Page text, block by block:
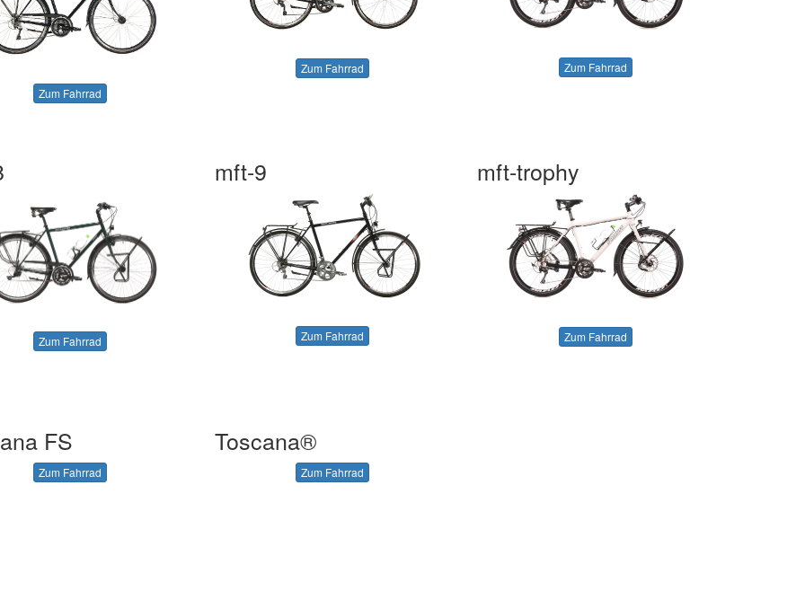
Zum Fahrrad
Zum Fahrrad Zum Fahrrad
Zum Fahrrad
mft-9
Zum Fahrrad
mft-trophy
Zum Fahrrad
FS
Zum Fahrrad
Toscana®
Zum Fahrrad